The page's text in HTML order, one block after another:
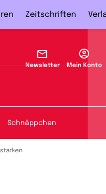
Zeitschriften
Newsletter Mein Konto
Schnäppchen